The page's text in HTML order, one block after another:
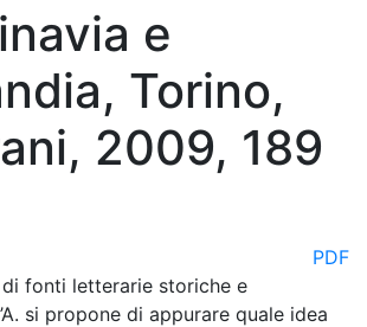
e
Torino,
2009, 189
PDF
di fonti letterarie storiche e
si propone di appurare quale idea